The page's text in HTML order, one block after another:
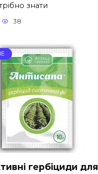
знати
38
гербіциди для